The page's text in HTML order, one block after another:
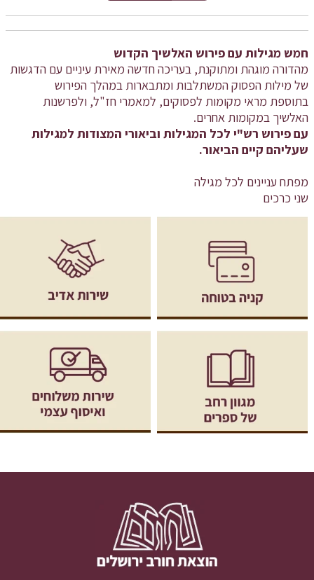
חמש מגילות עם פירוש האלשיך הקדוש
מהדורה מוגהת ומתוקנת, בעריכה חדשה מאירת עיניים עם הדגשות
של מילות הפסוק המשתלבות ומתבארות במהלך הפירוש
בתוספת מראי מקומות לפסוקים, למאמרי חז"ל, ולפרשנות
האלשיך במקומות אחרים.
עם פירוש רש"י לכל המגילות וביאורי המצודות למגילות
שעליהם קיים הביאור.
מפתח עניינים לכל מגילה
שני כרכים